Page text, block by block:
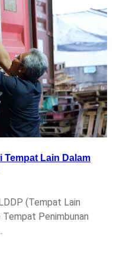
Tempat Lain Dalam
(Tempat Lain
Tempat Penimbunan